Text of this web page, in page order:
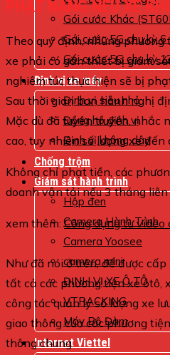
Gói cước Khác
Gói cước 5G chu kỳ
Gói cước 5G chu kỳ
Định vị xe máy
Định vị siêu nhỏ
Đồng hồ định vị
Định vị không dây
Chống trộm
Giám sát hành trình
Hộp đen
Camera Hành Trình
Camera Yoosee
camera mini
ĐỊNH VỊ XE Ô TÔ
VTRACKING
Máy Bộ Đàm
Internet Viettel
PHẠT NẶNG NẾU XE
Theo quy định, những
xe phải có gắn thiết bị giám
nghiêm túc thực hiện sẽ bị
Sau thời gian ban hành nghị
Mặc dù đã tuyên truyền, nhắc
cao, tuy nhiên số lượng xe
Không chỉ phạt tiền, các
doanh vận tải nếu 3 tháng
xem thêm:Công dụng từ
Như đã nói ở trên, để được
tất cả các phương tiện xe ôtô,
công tác quản lý số lượng xe
giao thông của các phương
thông chung.